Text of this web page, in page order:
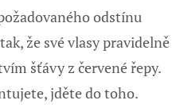
odstínu
že své vlasy pravidelně
šťávy z červené řepy.
jděte do toho.